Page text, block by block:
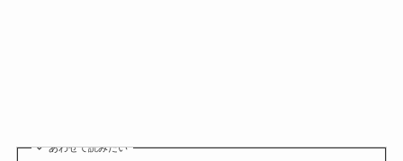
あわせて読みたい